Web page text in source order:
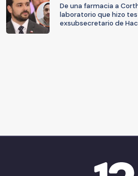
De una farmacia a
laboratorio que hizo
exsubsecretario de